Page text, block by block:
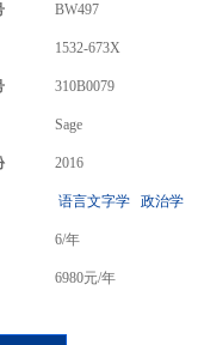
BW497
1532-673X
310B0079
Sage
2016
语言文字学 政治学
6/年
6980元/年